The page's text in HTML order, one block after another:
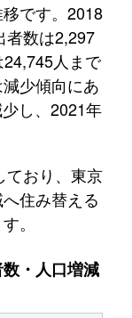
です。2018
者数は2,297
人まで
少傾向にあ
し、2021年
ており、東京
住み替える
。
・人口増減